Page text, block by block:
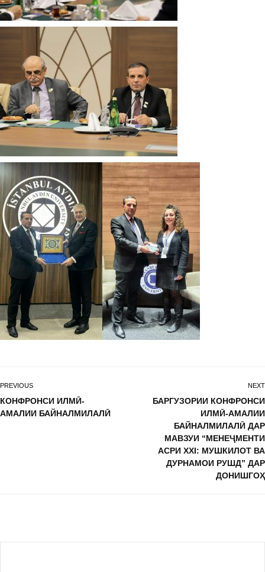
PREVIOUS
КОНФРОНСИ ИЛМӢ-
АМАЛИИ БАЙНАЛМИЛАЛӢ
NEXT
БАРГУЗОРИИ КОНФРОНСИ
ИЛМӢ-АМАЛИИ
БАЙНАЛМИЛАЛӢ ДАР
МАВЗУИ “МЕНЕҶМЕНТИ
АСРИ XXI: МУШКИЛОТ ВА
ДУРНАМОИ РУШД” ДАР
ДОНИШГОҲ